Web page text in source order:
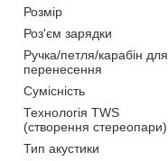
Розмір
Роз'єм зарядки
Ручка/петля/карабін для
перенесення
Сумісність
Технологія TWS
(створення стереопари)
Тип акустики